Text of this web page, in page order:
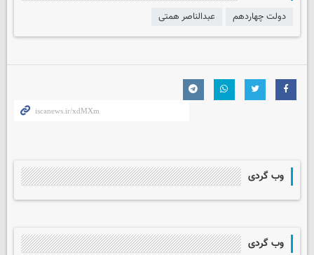
دولت چهاردهم عبدالناصر همتی
وب گردی
وب گردی